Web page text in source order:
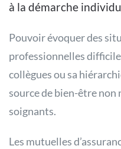
à la démarche
Pouvoir évoquer des
professionnelles
collègues ou sa
source de bien-être non
soignants.
Les mutuelles